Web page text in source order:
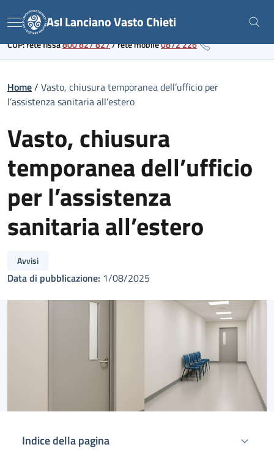
to
content
Link al portale sanitario regionale
Menu Asl Lanciano Vasto Chieti
CUP: rete fissa800 827 827/rete mobile0872 226
Home/ Vasto, chiusura temporanea dell’ufficio per
l’assistenza sanitaria all’estero
Vasto, chiusura
temporanea dell’ufficio
per l’assistenza
sanitaria all’estero
Avvisi
Data di pubblicazione: 1/08/2025
Indice della pagina